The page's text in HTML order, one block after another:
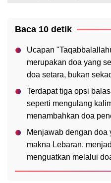
Baca 10 detik
Ucapan
merupakan doa yang
doa setara, bukan
Terdapat tiga opsi
seperti mengulang
menambahkan doa
Menjawab dengan doa
makna Lebaran,
menguatkan melalui